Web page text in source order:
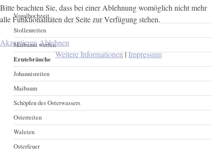
Vogelhochzeit
Stollenreiten
Maibaum werfen
Erntebräuche
Johannisreiten
Maibaum
Schöpfen des Osterwassers
Osterreiten
Waleien
Osterfeuer
Bitte beachten Sie, dass bei einer Ablehnung womöglich nicht mehr
alle Funktionalitäten der Seite zur Verfügung stehen.
Akzeptieren Ablehnen
Weitere Informationen|Impressum